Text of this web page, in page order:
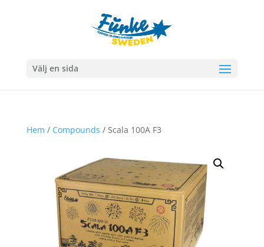
Välj en sida
Hem / Compounds / Scala 100A F3